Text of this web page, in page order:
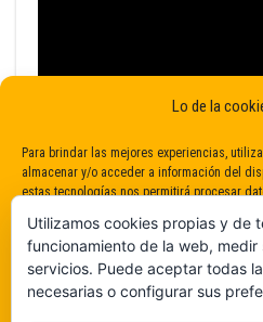
Lo de la
Para brindar las mejores experiencias,
almacenar y/o acceder a información del
estas tecnologías nos permitirá procesar
consentimiento puede afectar
funciones.
Utilizamos cookies propias y de
funcionamiento de la web, medir
servicios. Puede aceptar todas
necesarias o configurar sus